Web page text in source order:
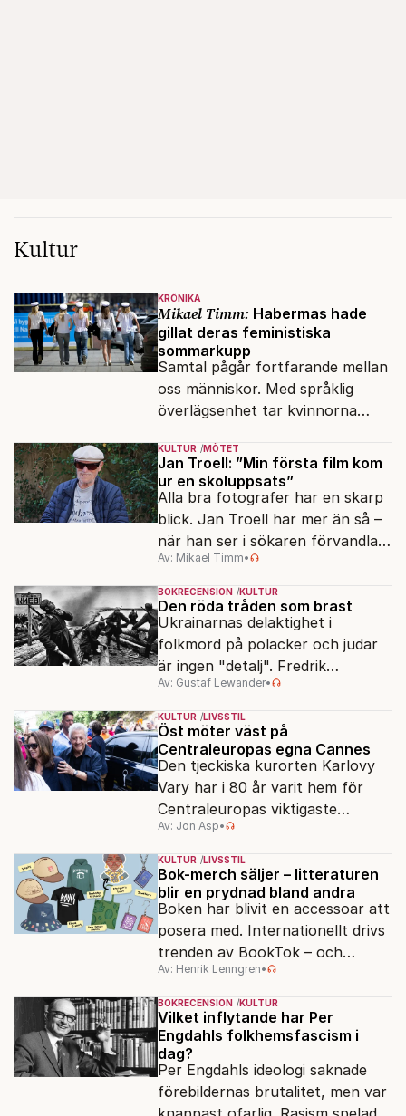
Kultur
KRÖNIKA
Mikael Timm: Habermas hade
gillat deras feministiska
sommarkupp
Samtal pågår fortfarande mellan
oss människor. Med språklig
överlägsenhet tar kvinnorna
KULTUR MÖTET
Jan Troell: ”Min första film kom
ur en skoluppsats”
Alla bra fotografer har en skarp
blick. Jan Troell har mer än så –
när han ser i sökaren förvandlas
vardagen till underverk. Fyllda 95
gör han en ny film.
Av: Mikael Timm•
BOKRECENSION KULTUR
Den röda tråden som brast
Ukrainarnas delaktighet i
folkmord på polacker och judar
är ingen "detalj". Fredrik
Segerfeldts iver att skildra den
ryska imperialismen leder till en
förenklad bild av historien.
Av: Gustaf Lewander•
KULTUR LIVSSTIL
Öst möter väst på
Centraleuropas egna Cannes
Den tjeckiska kurorten Karlovy
Vary har i 80 år varit hem för
Centraleuropas viktigaste
filmfestival – en plats där
Hollywoodglans möter
egensinnighet.
Av: Jon Asp•
KULTUR LIVSSTIL
Bok-merch säljer – litteraturen
blir en prydnad bland andra
Boken har blivit en accessoar att
posera med. Internationellt drivs
trenden av BookTok – och
förlagen följer efter.
Av: Henrik Lenngren•
BOKRECENSION KULTUR
Vilket inflytande har Per
Engdahls folkhemsfascism i
dag?
Per Engdahls ideologi saknade
förebildernas brutalitet, men var